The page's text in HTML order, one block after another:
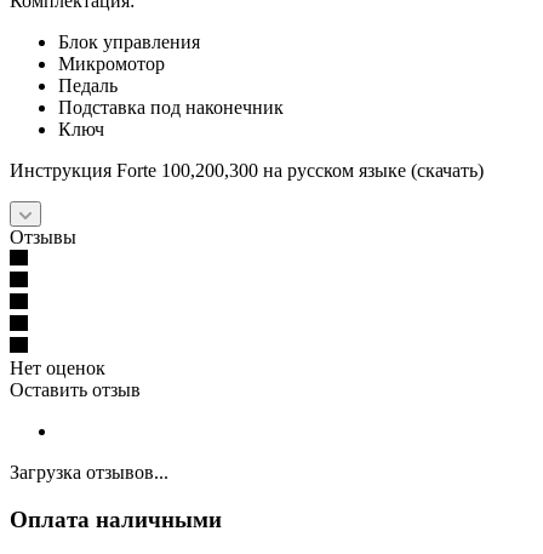
Блок управления
Микромотор
Педаль
Подставка под наконечник
Ключ
Инструкция Forte 100,200,300 на русском языке (скачать)
Отзывы
Нет оценок
Оставить отзыв
Загрузка отзывов...
Оплата наличными